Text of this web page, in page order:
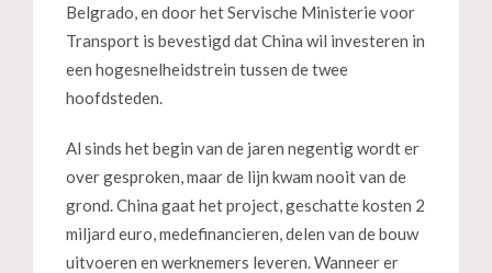
Belgrado, en door het Servische Ministerie voor
Transport is bevestigd dat China wil investeren in
een hogesnelheidstrein tussen de twee
hoofdsteden.
Al sinds het begin van de jaren negentig wordt er
over gesproken, maar de lijn kwam nooit van de
grond. China gaat het project, geschatte kosten 2
miljard euro, medefinancieren, delen van de bouw
uitvoeren en werknemers leveren. Wanneer er